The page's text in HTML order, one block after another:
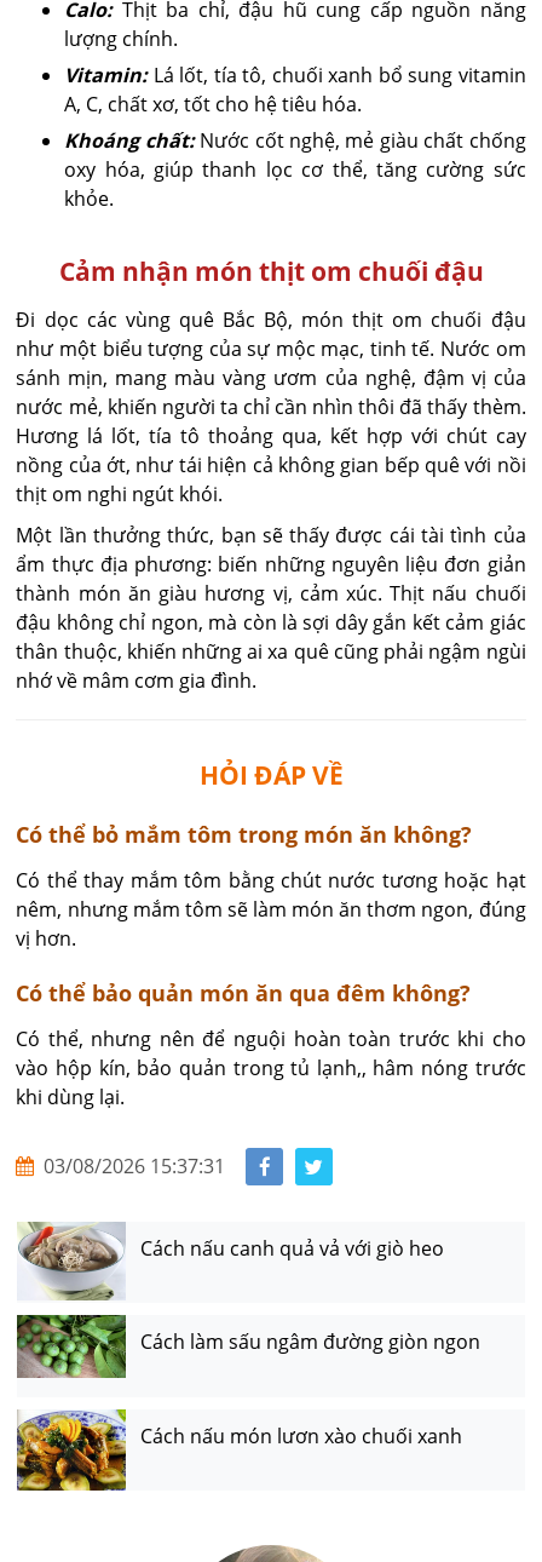
Calo:Thịt ba chỉ, đậu hũ cung cấp nguồn năng
lượng chính.
Vitamin:Lá lốt, tía tô, chuối xanh bổ sung vitamin
A, C, chất xơ, tốt cho hệ tiêu hóa.
Khoáng chất:Nước cốt nghệ, mẻ giàu chất chống
oxy hóa, giúp thanh lọc cơ thể, tăng cường sức
khỏe.
Cảm nhận món thịt om chuối đậu
Đi dọc các vùng quê Bắc Bộ, món thịt om chuối đậu
như một biểu tượng của sự mộc mạc, tinh tế. Nước om
sánh mịn, mang màu vàng ươm của nghệ, đậm vị của
nước mẻ, khiến người ta chỉ cần nhìn thôi đã thấy thèm.
Hương lá lốt, tía tô thoảng qua, kết hợp với chút cay
nồng của ớt, như tái hiện cả không gian bếp quê với nồi
thịt om nghi ngút khói.
Một lần thưởng thức, bạn sẽ thấy được cái tài tình của
ẩm thực địa phương: biến những nguyên liệu đơn giản
thành món ăn giàu hương vị, cảm xúc. Thịt nấu chuối
đậu không chỉ ngon, mà còn là sợi dây gắn kết cảm giác
thân thuộc, khiến những ai xa quê cũng phải ngậm ngùi
nhớ về mâm cơm gia đình.
HỎI ĐÁP VỀ
​Có thể bỏ mắm tôm trong món ăn không?
Có thể thay mắm tôm bằng chút nước tương hoặc hạt
nêm, nhưng mắm tôm sẽ làm món ăn thơm ngon, đúng
vị hơn.
Có thể bảo quản món ăn qua đêm không?
Có thể, nhưng nên để nguội hoàn toàn trước khi cho
vào hộp kín, bảo quản trong tủ lạnh,, hâm nóng trước
khi dùng lại.
03/08/2026 15:37:31
Cách nấu canh quả vả với giò heo
Cách làm sấu ngâm đường giòn ngon
Cách nấu món lươn xào chuối xanh